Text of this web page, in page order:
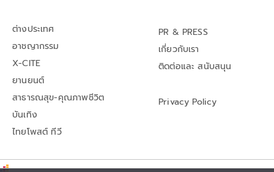
ต่างประเทศ
อาชญากรรม
X-CITE
ยานยนต์
สาธารณสุข-คุณภาพชีวิต
บันเทิง
ไทยโพสต์ ทีวี
PR & PRESS
เกี่ยวกับเรา
ติดต่อและ สนับสนุน
Privacy Policy